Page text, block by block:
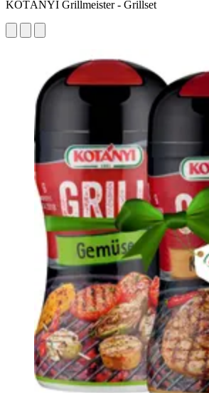
KOTÁNYI Grillmeister - Grillset